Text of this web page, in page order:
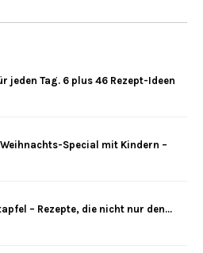
jeden Tag. 6 plus 46 Rezept-Ideen
Special mit Kindern –
– Rezepte, die nicht nur den...